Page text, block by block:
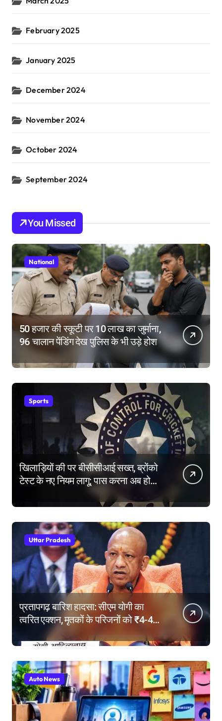
February 2025
January 2025
December 2024
November 2024
October 2024
September 2024
You Missed
National
50 हजार की स्कूटी पर 10 लाख का जुर्माना,
96 चालान पेंडिंग देख पुलिस के भी उड़े होश
Sports
खिलाड़ियों की पर बीसीसीआई सख्त, ब्रोंको
टेस्ट के नए नियम लागू; पास करना अब होगा
Uttar Pradesh
प्रतापगढ़ बारिश हादसा: सीएम योगी का
त्वरित एक्शन, मृतकों के परिजनों को ₹4-4
लाख की सहायता, घायलों के बेहतर इलाज के
निर्देश
Auto News